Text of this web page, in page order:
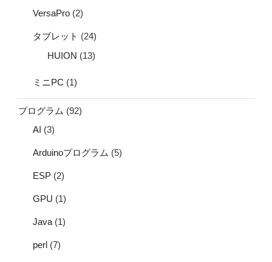
VersaPro (2)
タブレット (24)
HUION (13)
ミニPC (1)
プログラム (92)
AI (3)
Arduinoプログラム (5)
ESP (2)
GPU (1)
Java (1)
perl (7)